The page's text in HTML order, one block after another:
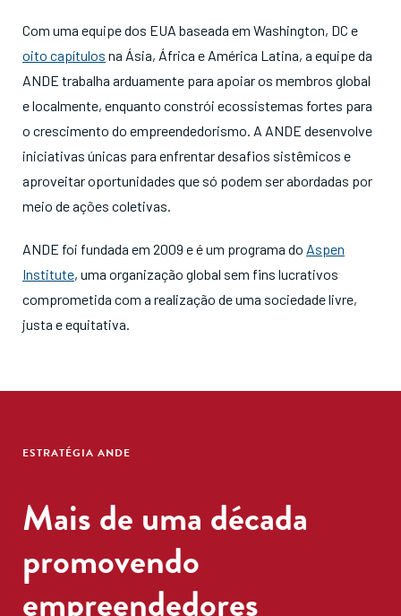
Com uma equipe dos EUA baseada em Washington, DC e
oito capítulos na Ásia, África e América Latina, a equipe da
ANDE trabalha arduamente para apoiar os membros global
e localmente, enquanto constrói ecossistemas fortes para
o crescimento do empreendedorismo. A ANDE desenvolve
iniciativas únicas para enfrentar desafios sistêmicos e
aproveitar oportunidades que só podem ser abordadas por
meio de ações coletivas.
ANDE foi fundada em 2009 e é um programa do Aspen
Institute, uma organização global sem fins lucrativos
comprometida com a realização de uma sociedade livre,
justa e equitativa.
ESTRATÉGIA ANDE
Mais de uma década
promovendo
empreendedores